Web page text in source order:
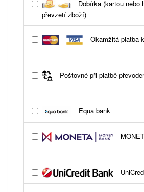
Dobírka (kartou nebo
převzetí zboží)
Okamžitá platba
Poštovné při platbě
Equa bank